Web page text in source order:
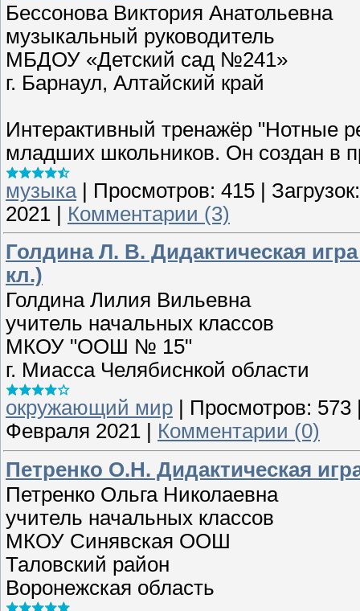
Бессонова Виктория Анатольевна
музыкальный руководитель
МБДОУ «Детский сад №241»
г. Барнаул, Алтайский край
Интерактивный тренажёр "Нотные
младших школьников. Он создан в
музыка | Просмотров: 415 | Загрузок:
2021 | Комментарии (3)
Голдина Л. В. Дидактическая
кл.)
Голдина Лилия Вильевна
учитель начальных классов
МКОУ "ООШ № 15"
г. Миасса Челябиснкой области
окружающий мир
Просмотров: 573
Февраля 2021
Комментарии (0)
Петренко О.Н. Дидактическая
Петренко Ольга Николаевна
учитель начальных классов
МКОУ Синявская ООШ
Таловский район
Воронежская область